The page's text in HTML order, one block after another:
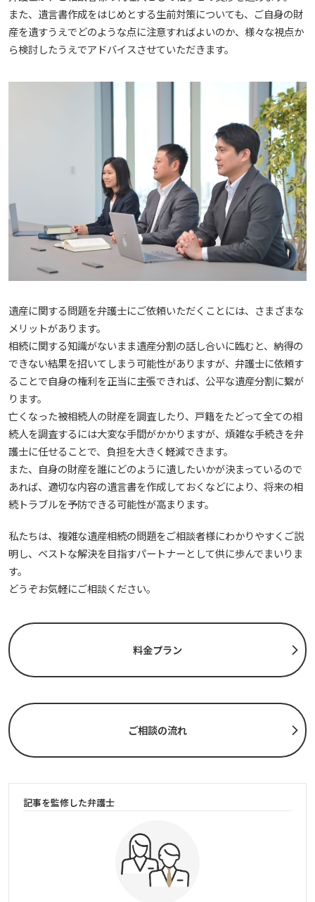
また、遺言書作成をはじめとする生前対策についても、ご自身の財
産を遺すうえでどのような点に注意すればよいのか、様々な視点か
ら検討したうえでアドバイスさせていただきます。
遺産に関する問題を弁護士にご依頼いただくことには、さまざまな
メリットがあります。
相続に関する知識がないまま遺産分割の話し合いに臨むと、納得の
できない結果を招いてしまう可能性がありますが、弁護士に依頼す
ることで自身の権利を正当に主張できれば、公平な遺産分割に繋が
ります。
亡くなった被相続人の財産を調査したり、戸籍をたどって全ての相
続人を調査するには大変な手間がかかりますが、煩雑な手続きを弁
護士に任せることで、負担を大きく軽減できます。
また、自身の財産を誰にどのように遺したいかが決まっているので
あれば、適切な内容の遺言書を作成しておくなどにより、将来の相
続トラブルを予防できる可能性が高まります。
私たちは、複雑な遺産相続の問題をご相談者様にわかりやすくご説
明し、ベストな解決を目指すパートナーとして供に歩んでまいりま
す。
どうぞお気軽にご相談ください。
料金プラン
ご相談の流れ
記事を監修した弁護士